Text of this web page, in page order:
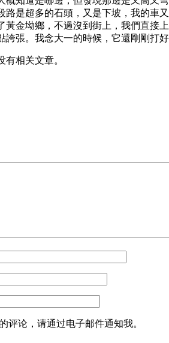
路是超多的石頭，又是下坡，我的車
黃金坳鄉，不過沒到街上，我們直接
誇張。我念大一的時候，它還剛剛打
有相关文章。
评论，请通过电子邮件通知我。